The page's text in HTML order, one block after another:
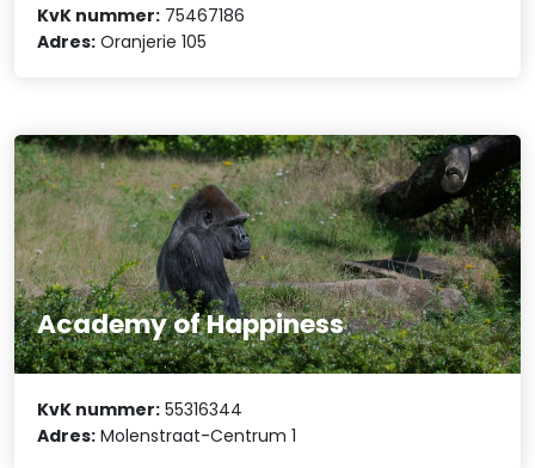
KvK nummer: 75467186
Adres: Oranjerie 105
Academy of Happiness
KvK nummer: 55316344
Adres: Molenstraat-Centrum 1